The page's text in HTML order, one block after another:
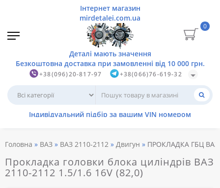
+38(096)20-817-97 +38(066)76-619-32
0
Головна ВАЗ ВАЗ 2110-2112 Двигун ПРОКЛАДКА ГБЦ ВАЗ
Прокладка головки блока циліндрів ВАЗ
2110-2112 1.5/1.6 16V (82,0)